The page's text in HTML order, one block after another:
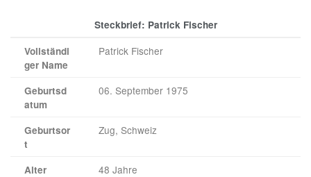
Steckbrief: Patrick Fischer
Vollständi
ger Name
Patrick Fischer
Geburtsd
atum
06. September 1975
Geburtsor
t
Zug, Schweiz
Alter 48 Jahre